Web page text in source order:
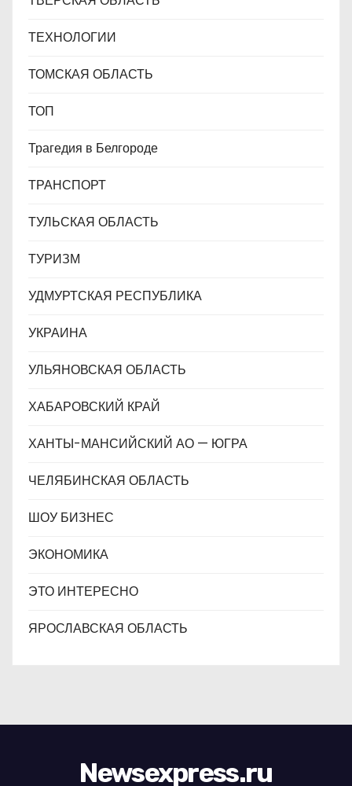
ТЕХНОЛОГИИ
ТОМСКАЯ ОБЛАСТЬ
ТОП
Трагедия в Белгороде
ТРАНСПОРТ
ТУЛЬСКАЯ ОБЛАСТЬ
ТУРИЗМ
УДМУРТСКАЯ РЕСПУБЛИКА
УКРАИНА
УЛЬЯНОВСКАЯ ОБЛАСТЬ
ХАБАРОВСКИЙ КРАЙ
ХАНТЫ-МАНСИЙСКИЙ АО — ЮГРА
ЧЕЛЯБИНСКАЯ ОБЛАСТЬ
ШОУ БИЗНЕС
ЭКОНОМИКА
ЭТО ИНТЕРЕСНО
ЯРОСЛАВСКАЯ ОБЛАСТЬ
Newsexpress.ru